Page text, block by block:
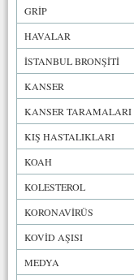
GRİP
HAVALAR
İSTANBUL BRONŞİTİ
KANSER
KANSER TARAMALARI
KIŞ HASTALIKLARI
KOAH
KOLESTEROL
KORONAVİRÜS
KOVİD AŞISI
MEDYA